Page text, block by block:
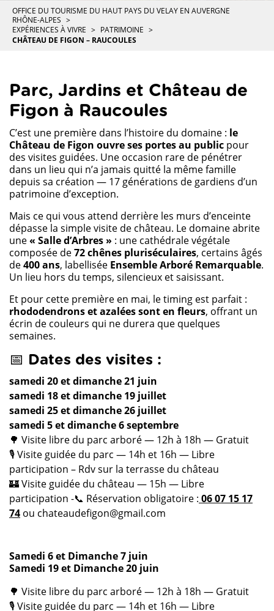
OFFICE DU TOURISME DU HAUT PAYS DU VELAY EN AUVERGNE
RHÔNE-ALPES
EXPÉRIENCES À VIVRE
PATRIMOINE
CHÂTEAU DE FIGON – RAUCOULES
Parc, Jardins et Château de
Figon à Raucoules
C’est une première dans l’histoire du domaine : le
Château de Figon ouvre ses portes au public pour
des visites guidées. Une occasion rare de pénétrer
dans un lieu qui n’a jamais quitté la même famille
depuis sa création — 17 générations de gardiens d’un
patrimoine d’exception.
Mais ce qui vous attend derrière les murs d’enceinte
dépasse la simple visite de château. Le domaine abrite
une« Salle d’Arbres » : une cathédrale végétale
composée de72 chênes pluriséculaires, certains âgés
de400 ans, labellisée Ensemble Arboré Remarquable.
Un lieu hors du temps, silencieux et saisissant.
Et pour cette première en mai, le timing est parfait :
rhododendrons et azalées sont en fleurs, offrant un
écrin de couleurs qui ne durera que quelques
semaines.
📅 Dates des visites :
samedi 20 et dimanche 21 juin
samedi 18 et dimanche 19 juillet
samedi 25 et dimanche 26 juillet
samedi 5 et dimanche 6 septembre
🌳 Visite libre du parc arboré — 12h à 18h — Gratuit
🎙️ Visite guidée du parc — 14h et 16h — Libre
participation – Rdv sur la terrasse du château
🏰 Visite guidée du château — 15h — Libre
participation -📞 Réservation obligatoire : 06 07 15 17
74 ou chateaudefigon@gmail.com
Samedi 6 et Dimanche 7 juin
Samedi 19 et Dimanche 20 juin
🌳 Visite libre du parc arboré — 12h à 18h — Gratuit
🎙️ Visite guidée du parc — 14h et 16h — Libre